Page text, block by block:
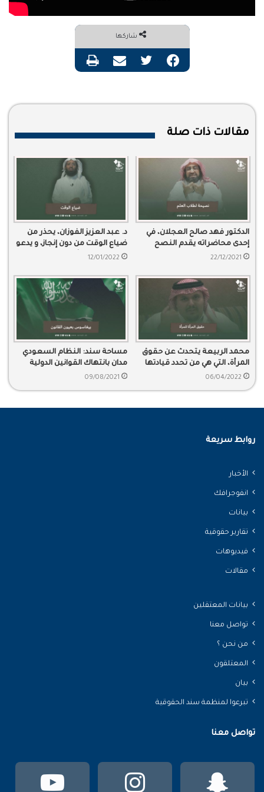
شاركها
فيسبوك تويتر مشاركة عبر البريد طباعة
مقالات ذات صلة
الدكتور فهد صالح العجلان، في
إحدى محاضراته يقدم النصح
والإرشاد لطلاب العلوم الشرعية.
22/12/2021
د. عبد العزيز الفوزان، يحذر من
ضياع الوقت من دون إنجاز، و يدعو
للحرص على الأوقات
12/01/2022
محمد الربيعة يتحدث عن حقوق
المرأة، التي هي من تحدد قيادتها
للسيارة وفق استفتاء منظم
06/04/2022
مساحة سند: النظام السعودي
مدان بانتهاك القوانين الدولية
بسبب التجسس
09/08/2021
روابط سريعة
الأخبار
انفوجرافك
بيانات
تقارير حقوقية
فيديوهات
مقالات
بيانات المعتقلين
تواصل معنا
من نحن ؟
المعتلقون
بيان
تبرعوا لمنظمة سند الحقوقية
تواصل معنا
انستقرام سناب